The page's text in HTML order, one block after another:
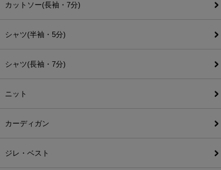
カットソー(長袖・7分)
シャツ(半袖・5分)
シャツ(長袖・7分)
ニット
カーディガン
ジレ・ベスト